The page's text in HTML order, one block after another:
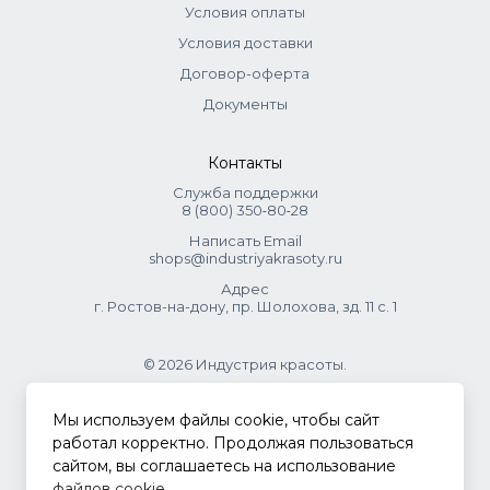
Условия оплаты
Условия доставки
Договор-оферта
Документы
Контакты
Служба поддержки
8 (800) 350‑80‑28
Написать Email
shops@industriyakrasoty.ru
Адрес
г. Ростов-на-дону, пр. Шолохова, зд. 11 с. 1
© 2026 Индустрия красоты.
.
Политика конфиденциальности
Мы используем файлы cookie, чтобы сайт
работал корректно. Продолжая пользоваться
сайтом, вы соглашаетесь на использование